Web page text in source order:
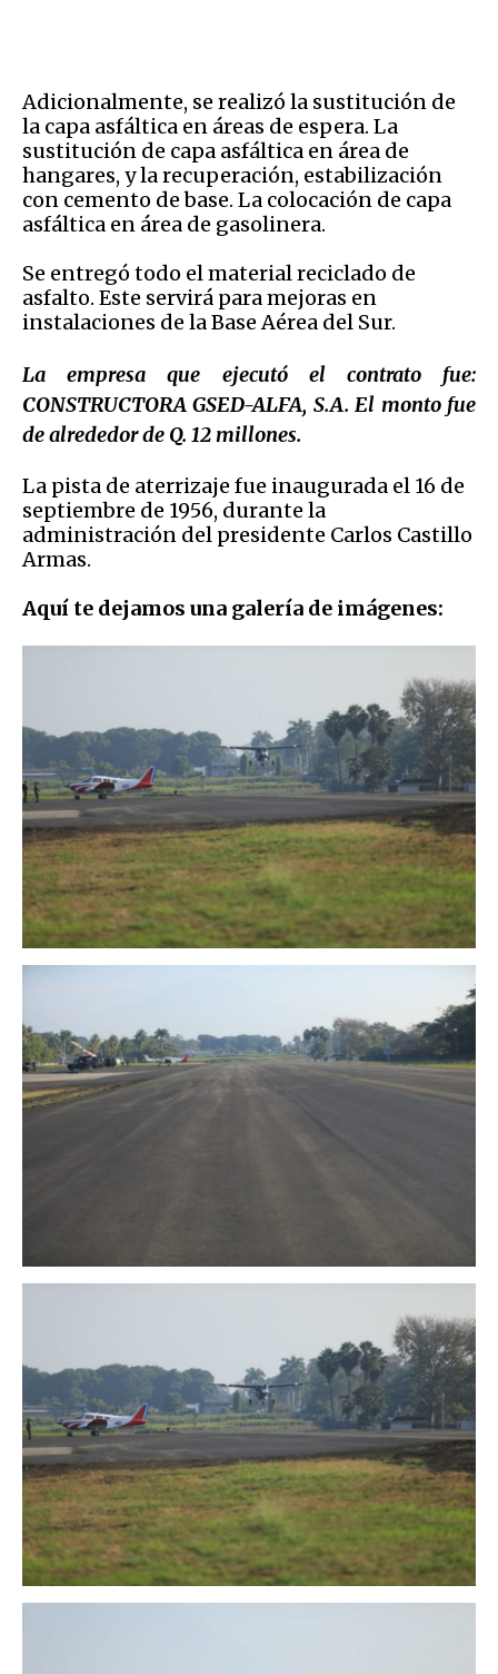
Adicionalmente, se realizó la sustitución de
la capa asfáltica en áreas de espera. La
sustitución de capa asfáltica en área de
hangares, y la recuperación, estabilización
con cemento de base. La colocación de capa
asfáltica en área de gasolinera.
Se entregó todo el material reciclado de
asfalto. Este servirá para mejoras en
instalaciones de la Base Aérea del Sur.
La empresa que ejecutó el contrato fue:
CONSTRUCTORA GSED-ALFA, S.A. El monto fue
de alrededor de Q. 12 millones.
La pista de aterrizaje fue inaugurada el 16 de
septiembre de 1956, durante la
administración del presidente Carlos Castillo
Armas.
Aquí te dejamos una galería de imágenes: